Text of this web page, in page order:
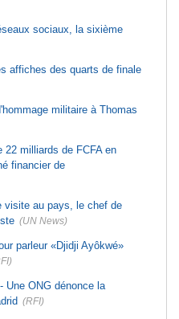
sociaux, la sixième
affiches des quarts de finale
militaire à Thomas
22 milliards de FCFA en
financier de
visite au pays, le chef de
(UN News)
parleur «Djidji Ayôkwé»
Une ONG dénonce la
(RFI)